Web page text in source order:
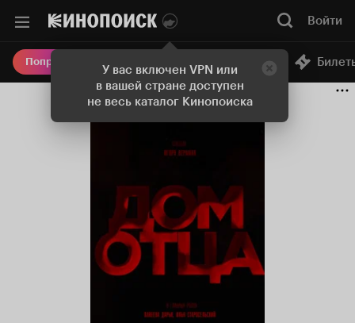
У вас включен VPN или
в вашей стране доступен
не весь каталог Кинопоиска
Войти
Попробовать Плюс Онлайн-кинотеатр